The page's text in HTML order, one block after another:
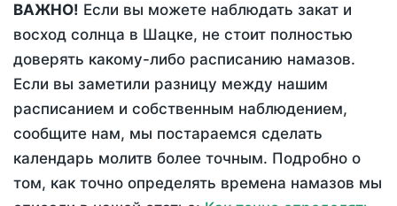
ВАЖНО! Если вы можете наблюдать закат и
восход солнца в Шацке, не стоит полностью
доверять какому-либо расписанию намазов.
Если вы заметили разницу между нашим
расписанием и собственным наблюдением,
сообщите нам, мы постараемся сделать
календарь молитв более точным. Подробно о
том, как точно определять времена намазов мы